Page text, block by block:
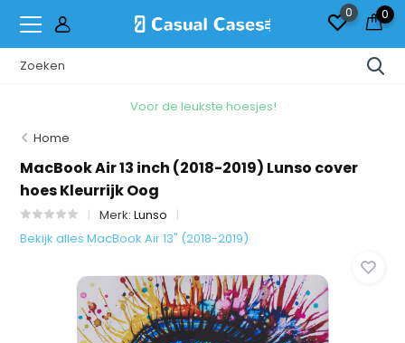
0 0
Voor de leukste hoesjes!
Home
MacBook Air 13 inch (2018-2019) Lunso cover
hoes Kleurrijk Oog
Merk:Lunso
Bekijk alles MacBook Air 13" (2018-2019)